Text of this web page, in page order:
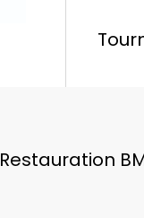
Restauration